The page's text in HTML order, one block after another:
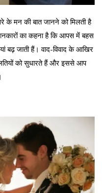
के मन की बात जानने को मिलती है
का कहना है कि आपस में बहस
बढ़ जाती हैं। वाद-विवाद के आखिर
को सुधारते हैं और इससे आप